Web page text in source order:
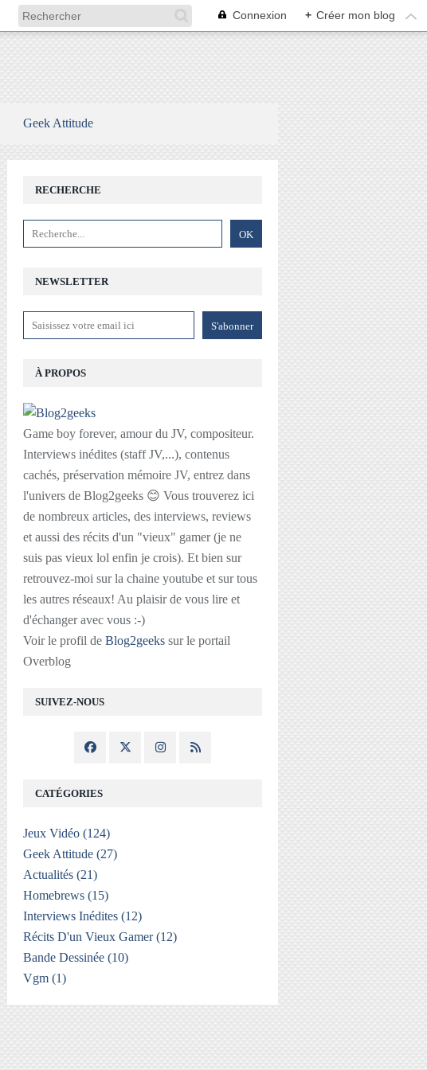
Connexion + Créer mon blog
Geek Attitude
NEWSLETTER
SUIVEZ-NOUS
RECHERCHE
À PROPOS
Game boy forever, amour du JV, compositeur.
Interviews inédites (staff JV,...), contenus
cachés, préservation mémoire JV, entrez dans
l'univers de Blog2geeks 😊 Vous trouverez ici
de nombreux articles, des interviews, reviews
et aussi des récits d'un "vieux" gamer (je ne
suis pas vieux lol enfin je crois). Et bien sur
retrouvez-moi sur la chaine youtube et sur tous
les autres réseaux! Au plaisir de vous lire et
d'échanger avec vous :-)
Voir le profil de Blog2geeks sur le portail
Overblog
CATÉGORIES
Jeux Vidéo (124)
Geek Attitude (27)
Actualités (21)
Homebrews (15)
Interviews Inédites (12)
Récits D'un Vieux Gamer(12)
Bande Dessinée (10)
Vgm (1)